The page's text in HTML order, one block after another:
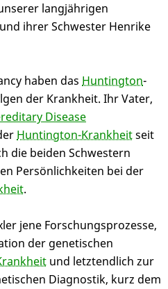
langjährigen
ihrer Schwester Henrike
haben das Huntington-
der Krankheit. Ihr Vater,
Disease
Huntington-Krankheitseit
die beiden Schwestern
Persönlichkeiten bei der
.
jene Forschungsprozesse,
der genetischen
und letztendlich zur
Diagnostik, kurz dem